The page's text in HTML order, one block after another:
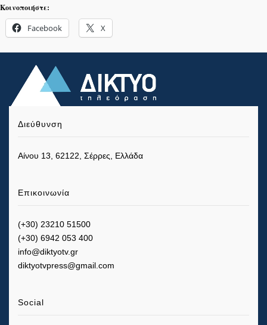
Κοινοποιήστε:
Facebook X
Διεύθυνση
Αίνου 13, 62122, Σέρρες, Ελλάδα
Επικοινωνία
(+30) 23210 51500
(+30) 6942 053 400
info@diktyotv.gr
diktyotvpress@gmail.com
Social